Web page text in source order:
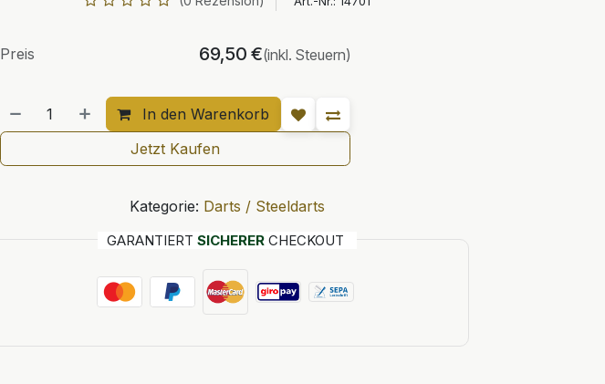
In den Warenkorb
Preis 69,50 €(inkl. Steuern)
Jetzt Kaufen
Kategorie: Darts / Steeldarts
GARANTIERT SICHERERCHECKOUT